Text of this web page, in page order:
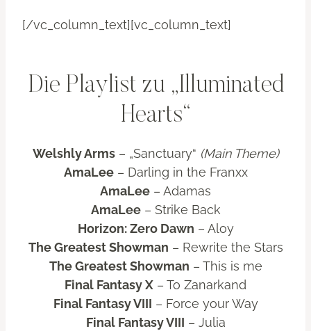
[/vc_column_text][vc_column_text]
Die Playlist zu „Illuminated
Hearts“
Welshly Arms– „Sanctuary“ (Main Theme)
AmaLee– Darling in the Franxx
AmaLee – Adamas
AmaLee– Strike Back
Horizon: Zero Dawn – Aloy
The Greatest Showman – Rewrite the Stars
The Greatest Showman – This is me
Final Fantasy X – To Zanarkand
Final Fantasy VIII – Force your Way
Final Fantasy VIII – Julia